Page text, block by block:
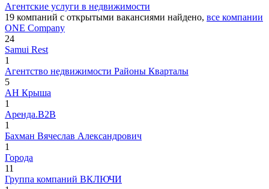
Агентские услуги в недвижимости
19 компаний с открытыми вакансиями найдено, все компании
ONE Company
24
Samui Rest
1
​Агентство недвижимости Районы Кварталы
5
АН Крыша
1
Аренда.В2В
1
Бахман Вячеслав Александрович
1
Города
11
Группа компаний ВКЛЮЧИ